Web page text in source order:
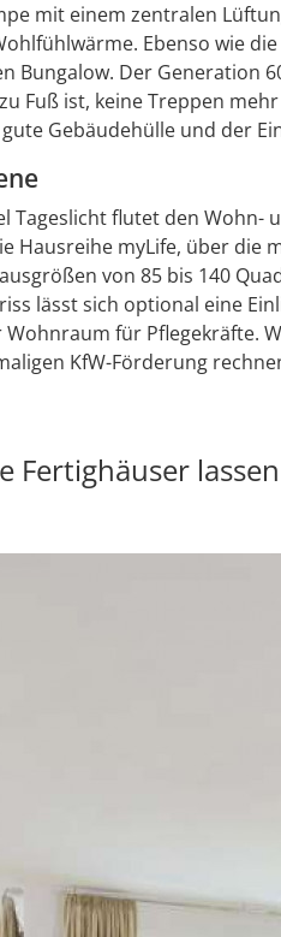
mit einem zentralen
Ebenso wie
Bungalow. Der Generation
Fuß ist, keine Treppen
Gebäudehülle und der
Tageslicht flutet den
Hausreihe myLife, über die
von 85 bis 140
lässt sich optional eine
für Pflegekräfte.
KfW-Förderung
Fertighäuser